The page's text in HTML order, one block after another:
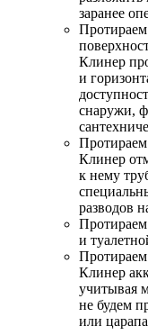
заранее
Клинер
и
снаружи,
Клинер
к нему
разводов
и
Клинер
учитывая
не будем
или